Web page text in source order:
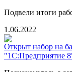
Подвели итоги
1.06.2022
Открыт набор на
"1С:Предприятие